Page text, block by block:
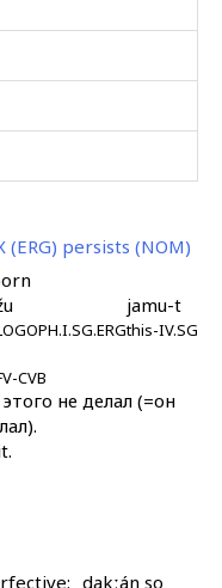
(ERG) persists (NOM)
jamu-t
this-IV.SG
CVB
не делал (=он
dakːán so